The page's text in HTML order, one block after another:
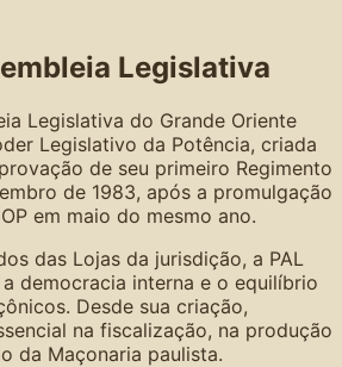
Legislativa
Legislativa do Grande Oriente
Legislativo da Potência, criada
de seu primeiro Regimento
de 1983, após a promulgação
em maio do mesmo ano.
das Lojas da jurisdição, a PAL
democracia interna e o equilíbrio
Desde sua criação,
na fiscalização, na produção
da Maçonaria paulista.